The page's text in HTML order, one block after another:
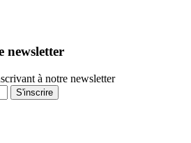
newsletter
à notre newsletter
S'inscrire